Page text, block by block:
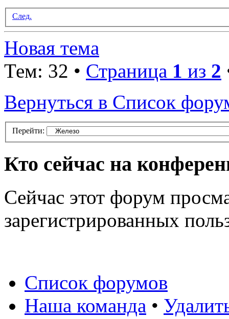
След.
Новая тема
Тем: 32 • Страница 1 из 2
Вернуться в Список
Перейти:
Кто сейчас на
Сейчас этот форум
зарегистрированных
Список форумов
Наша команда •